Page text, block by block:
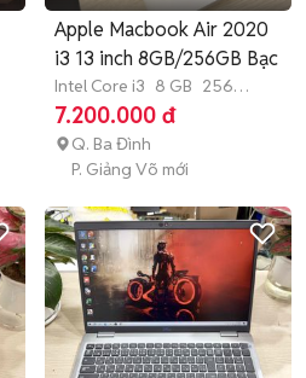
Apple Macbook Air 2020
i3 13 inch 8GB/256GB Bạc
Intel Core i3 8 GB 256
GB SSD
7.200.000 đ
Q. Ba Đình
P. Giảng Võ mới